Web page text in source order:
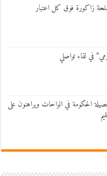
زاكورة فوق كل اعتبار
في لقاء تواصلي
الحكومة في الواحات ويراهنون على